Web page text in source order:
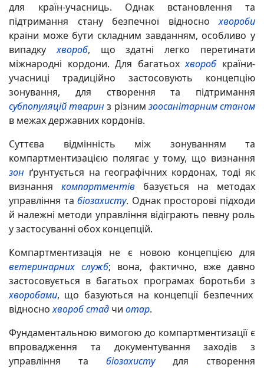
для країн-учасниць. Однак встановлення та
підтримання стану безпечної відносно
хвороби
країни може бути складним завданням, особливо у
випадку
хвороб, що здатні легко перетинати
міжнародні кордони. Для багатьох хворобкраїни-
учасниці традиційно застосовують концепцію
зонування, для створення та підтримання
субпопуляційтварин з різним зоосанітарним станом
в межах державних кордонів.
Суттєва відмінність між зонуванням та
компартментизацією полягає у тому, що визнання
зон ґрунтується на географічних кордонах, тоді як
визнання компартментів базується на методах
управління табіозахисту. Однак просторові підходи
й належні методи управління відіграють певну роль
у застосуванні обох концепцій.
Компартментизація не є новою концепцією для
ветеринарних служб; вона, фактично, вже давно
застосовується в багатьох програмах боротьби з
хворобами, що базуються на концепції безпечних
відносно хворобстад чи отар.
Фундаментальною вимогою до компартментизації є
впровадження та документування заходів з
управління та біозахистудля створення